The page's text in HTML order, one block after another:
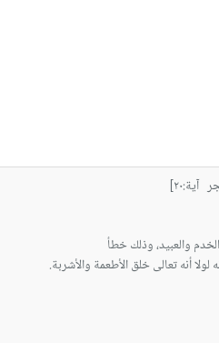
آية:٢٠]
لولا أنه تعالى خلق الأطعمة والأشربة.